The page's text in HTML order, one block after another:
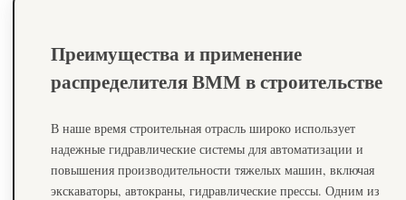
Преимущества и применение
распределителя ВММ в строительстве
В наше время строительная отрасль широко использует
надежные гидравлические системы для автоматизации и
повышения производительности тяжелых машин, включая
экскаваторы, автокраны, гидравлические прессы. Одним из